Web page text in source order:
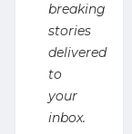
breaking
stories
delivered
to
your
inbox.